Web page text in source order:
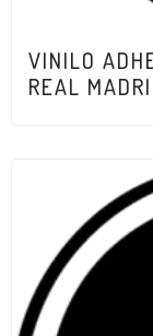
VINILO
REAL